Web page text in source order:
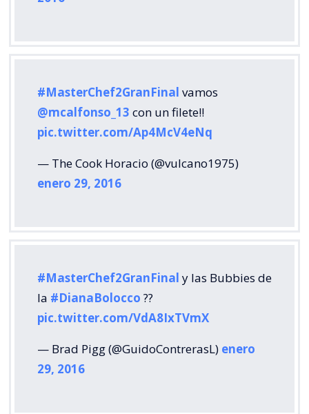
#MasterChef2GranFinal vamos
@mcalfonso_13 con un filete!!
pic.twitter.com/Ap4McV4eNq
— The Cook Horacio (@vulcano1975)
enero 29, 2016
#MasterChef2GranFinal y las Bubbies de
la #DianaBolocco ??
pic.twitter.com/VdA8IxTVmX
— Brad Pigg (@GuidoContrerasL) enero
29, 2016